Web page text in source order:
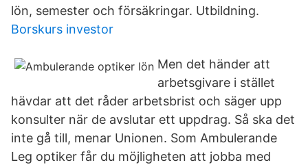
lön, semester och försäkringar. Utbildning.
Borskurs investor
Men det händer att
arbetsgivare i stället
hävdar att det råder arbetsbrist och säger upp
konsulter när de avslutar ett uppdrag. Så ska det
inte gå till, menar Unionen. Som Ambulerande
Leg optiker får du möjligheten att jobba med